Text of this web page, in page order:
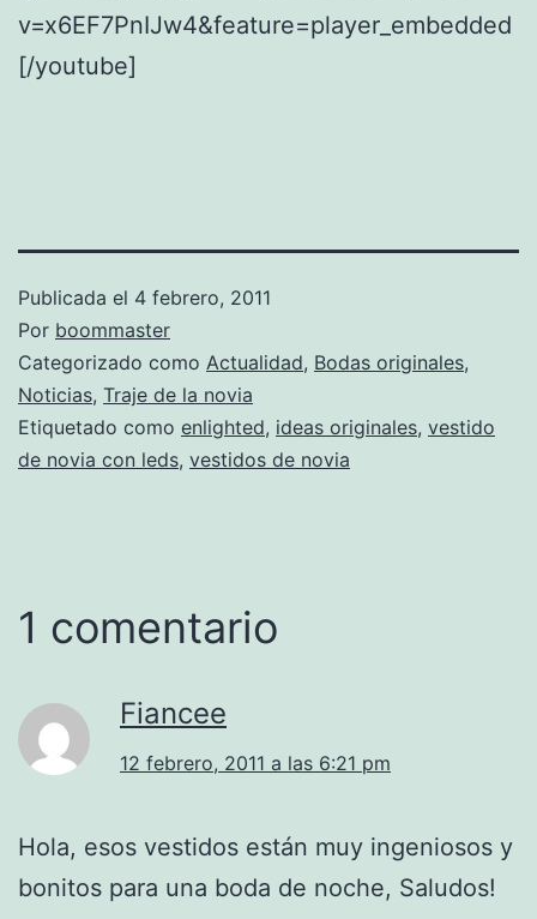
v=x6EF7PnIJw4&feature=player_embedded
[/youtube]
Publicada el 4 febrero, 2011
Por boommaster
Categorizado como Actualidad, Bodas originales,
Noticias, Traje de la novia
Etiquetado como enlighted, ideas originales, vestido
de novia con leds, vestidos de novia
1 comentario
Fiancee
12 febrero, 2011 a las 6:21 pm
Hola, esos vestidos están muy ingeniosos y
bonitos para una boda de noche, Saludos!